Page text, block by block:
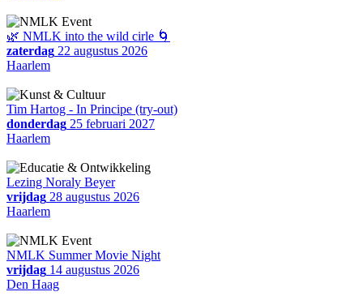
🌿 NMLK into the wild cirle 🌀
zaterdag 22 augustus 2026
Haarlem
Tim Hartog - In Principe (try-out)
donderdag 25 februari 2027
Haarlem
Lezing Noraly Beyer
vrijdag 28 augustus 2026
Haarlem
NMLK Summer Movie Night
vrijdag 14 augustus 2026
Den Haag